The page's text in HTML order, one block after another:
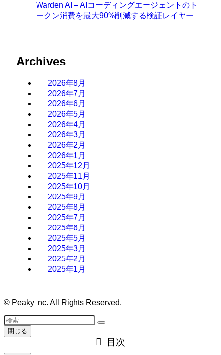
Warden AI – AIコーディングエージェントのト
ークン消費を最大90%削減する検証レイヤー
Archives
2026年8月
2026年7月
2026年6月
2026年5月
2026年4月
2026年3月
2026年2月
2026年1月
2025年12月
2025年11月
2025年10月
2025年9月
2025年8月
2025年7月
2025年6月
2025年5月
2025年3月
2025年2月
2025年1月
© Peaky inc. All Rights Reserved.
閉じる
目次